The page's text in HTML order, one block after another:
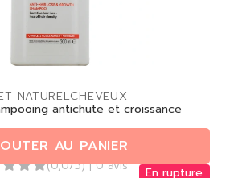
NATURELCHEVEUX
antichute et croissance
50,90TND
(0,0/5)| 0 avis
AU PANIER
En rupture